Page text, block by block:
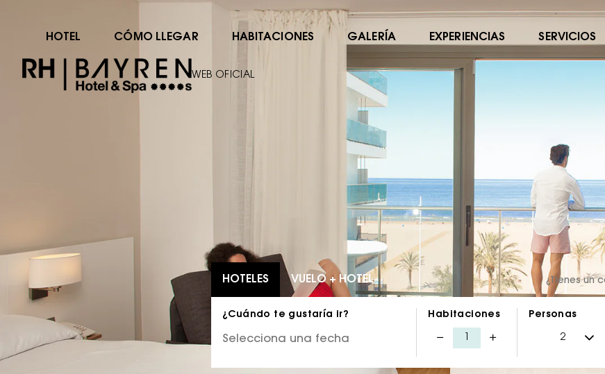
HOTEL CÓMO LLEGAR HABITACIONES GALERÍA EXPERIENCIAS SERVICIOS
WEB OFICIAL
HOTELES VUELO + HOTEL
¿Cuándo te gustaría ir? Habitaciones Personas
¿Tienes un